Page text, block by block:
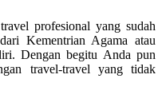
profesional yang sudah
Kementrian Agama atau
Dengan begitu Anda pun
travel-travel yang tidak